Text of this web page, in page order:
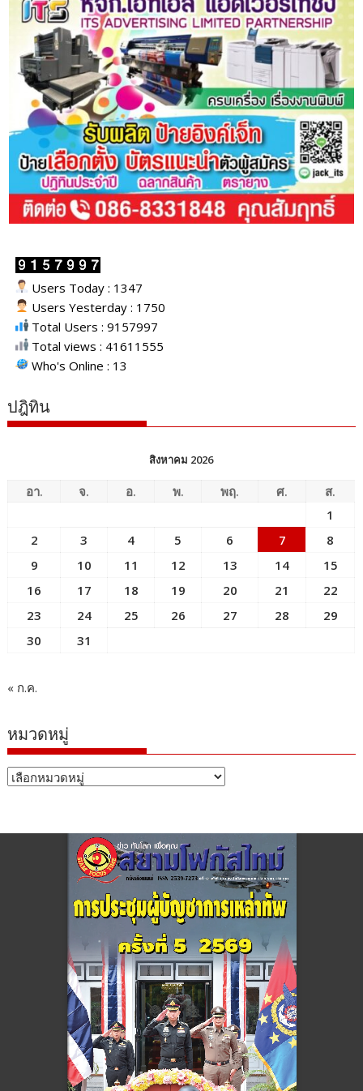
Users Today : 1347
Users Yesterday : 1750
Total Users : 9157997
Total views : 41611555
Who's Online : 13
ปฎิทิน
สิงหาคม 2026
อา. จ. อ. พ. พฤ. ศ.
ส.
1
2
3 4 5 6 7
8
9
10 11 12 13 14
15
16
17 18 19 20 21
22
23
24 25 26 27 28
29
30
31
« ก.ค.
หมวดหมู่
หมวด